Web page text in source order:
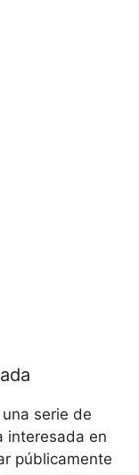
serie de
interesada en
públicamente